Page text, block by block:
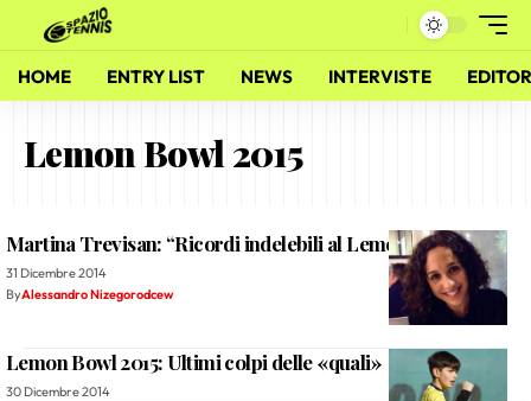
HOME ENTRY LIST NEWS INTERVISTE
Lemon Bowl 2015
Martina Trevisan: “Ricordi indelebili al Lemon Bowl”
31 Dicembre 2014
ByAlessandro Nizegorodcew
Lemon Bowl 2015: Ultimi colpi delle «quali»
30 Dicembre 2014